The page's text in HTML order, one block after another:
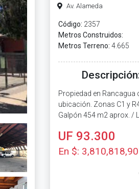
Av. Alameda
Código: 2357
Metros Construidos:
Metros Terreno: 4.665
Propiedad en Rancagua
ubicación. Zonas C1 y
Galpón 454 m2 aprox. /
UF 93.300
En $: